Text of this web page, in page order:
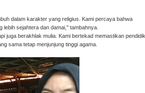
dalam karakter yang religius. Kami percaya bahwa
sejahtera dan damai," tambahnya.
juga berakhlak mulia. Kami bertekad memastikan
sama tetap menjunjung tinggi agama.